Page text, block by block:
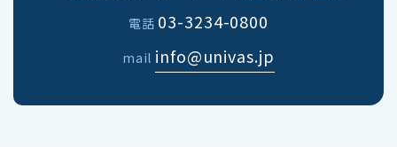
電話 03-3234-0800
mail info@univas.jp